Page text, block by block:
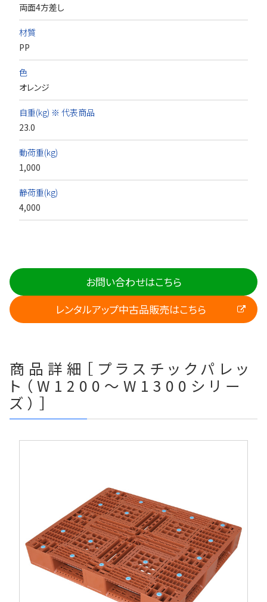
両面4方差し
材質
PP
色
オレンジ
自重(kg) ※ 代表商品
23.0
動荷重(kg)
1,000
静荷重(kg)
4,000
お問い合わせはこちら
レンタルアップ中古品販売はこちら
商品詳細［プラスチックパレッ
ト（W1200～W1300シリー
ズ）］